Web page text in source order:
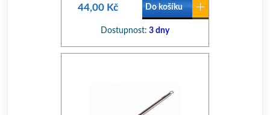
44,00 Kč Do košíku
Dostupnost: 3 dny